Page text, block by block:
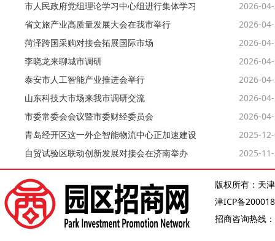
市人民政府党组理论学习中心组进行集体学习
2026-
省文旅产业高质量发展大会在我市举行
2026-
菏泽跨国采购对接会拓展国际市场
2026-
李晓龙来聊城市调研
2026-
泰安市人工智能产业推进会举行
2026-
山东科技大市场来我市调研交流
2026-
市委常委会会议暨市委财经委员会
2026-
青岛经开区这一外企智能物流中心正加速建设
2025-
自贸试验区联动创新发展对接会在济南举办
2025-
版权所有：天
津ICP备
招商咨询热线：